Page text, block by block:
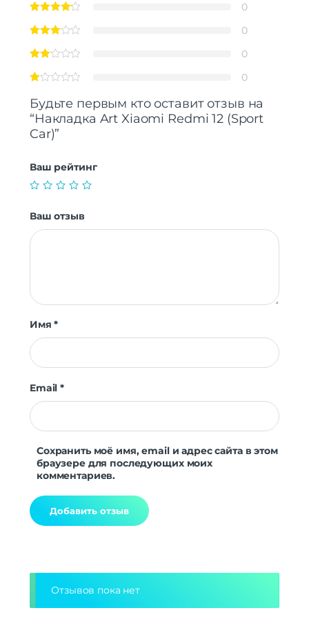
0
0
0
0
Будьте первым кто оставит отзыв на
“Накладка Art Xiaomi Redmi 12 (Sport
Car)”
Ваш рейтинг
Ваш отзыв
Имя*
Email*
Сохранить моё имя, email и адрес сайта в этом
браузере для последующих моих
комментариев.
Отзывов пока нет